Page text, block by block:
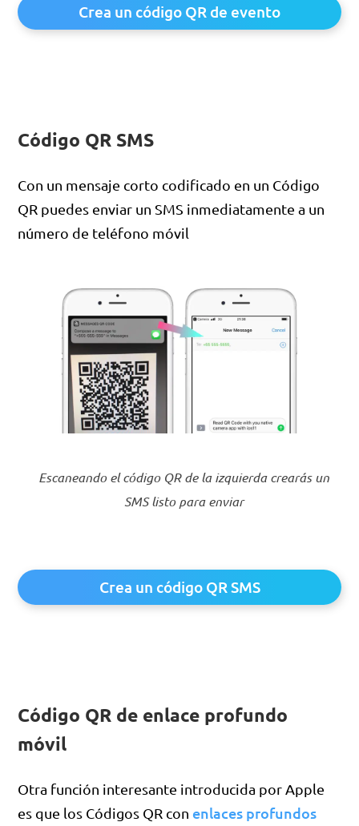
Crea un código QR de evento
Código QR SMS
Con un mensaje corto codificado en un Código
QR puedes enviar un SMS inmediatamente a un
número de teléfono móvil
Escaneando el código QR de la izquierda crearás un
SMS listo para enviar
Crea un código QR SMS
Código QR de enlace profundo
móvil
Otra función interesante introducida por Apple
es que los Códigos QR con enlaces profundos